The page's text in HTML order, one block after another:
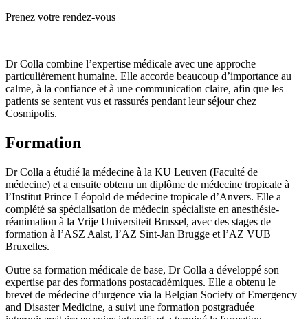
Prenez votre rendez-vous
Dr Colla combine l’expertise médicale avec une approche
particulièrement humaine. Elle accorde beaucoup d’importance au
calme, à la confiance et à une communication claire, afin que les
patients se sentent vus et rassurés pendant leur séjour chez
Cosmipolis.
Formation
Dr Colla a étudié la médecine à la KU Leuven (Faculté de
médecine) et a ensuite obtenu un diplôme de médecine tropicale à
l’Institut Prince Léopold de médecine tropicale d’Anvers. Elle a
complété sa spécialisation de médecin spécialiste en anesthésie-
réanimation à la Vrije Universiteit Brussel, avec des stages de
formation à l’ASZ Aalst, l’AZ Sint-Jan Brugge et l’AZ VUB
Bruxelles.
Outre sa formation médicale de base, Dr Colla a développé son
expertise par des formations postacadémiques. Elle a obtenu le
brevet de médecine d’urgence via la Belgian Society of Emergency
and Disaster Medicine, a suivi une formation postgraduée